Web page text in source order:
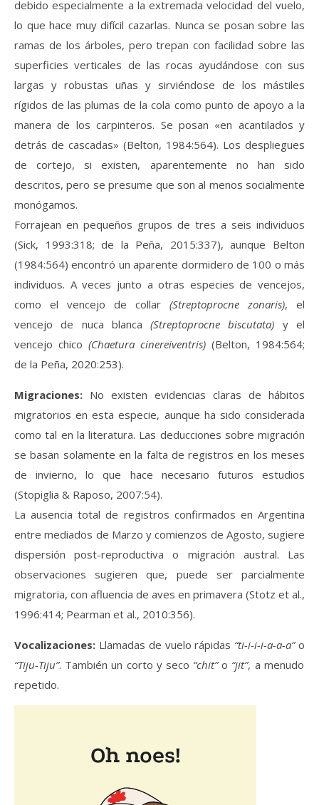
debido especialmente a la extremada velocidad del vuelo,
lo que hace muy difícil cazarlas. Nunca se posan sobre las
ramas de los árboles, pero trepan con facilidad sobre las
superficies verticales de las rocas ayudándose con sus
largas y robustas uñas y sirviéndose de los mástiles
rígidos de las plumas de la cola como punto de apoyo a la
manera de los carpinteros. Se posan «en acantilados y
detrás de cascadas» (Belton, 1984:564). Los despliegues
de cortejo, si existen, aparentemente no han sido
descritos, pero se presume que son al menos socialmente
monógamos.
Forrajean en pequeños grupos de tres a seis individuos
(Sick, 1993:318; de la Peña, 2015:337), aunque Belton
(1984:564) encontró un aparente dormidero de 100 o más
individuos. A veces junto a otras especies de vencejos,
como el vencejo de collar (Streptoprocne zonaris), el
vencejo de nuca blanca (Streptoprocne biscutata) y el
vencejo chico (Chaetura cinereiventris) (Belton, 1984:564;
de la Peña, 2020:253).
Migraciones: No existen evidencias claras de hábitos
migratorios en esta especie, aunque ha sido considerada
como tal en la literatura. Las deducciones sobre migración
se basan solamente en la falta de registros en los meses
de invierno, lo que hace necesario futuros estudios
(Stopiglia & Raposo, 2007:54).
La ausencia total de registros confirmados en Argentina
entre mediados de Marzo y comienzos de Agosto, sugiere
dispersión post-reproductiva o migración austral. Las
observaciones sugieren que, puede ser parcialmente
migratoria, con afluencia de aves en primavera (Stotz et al.,
1996:414; Pearman et al., 2010:356).
Vocalizaciones: Llamadas de vuelo rápidas “ti-i-i-i-a-a-a”o
“Tiju-Tiju”. También un corto y seco “chit”o “jit”, a menudo
repetido.